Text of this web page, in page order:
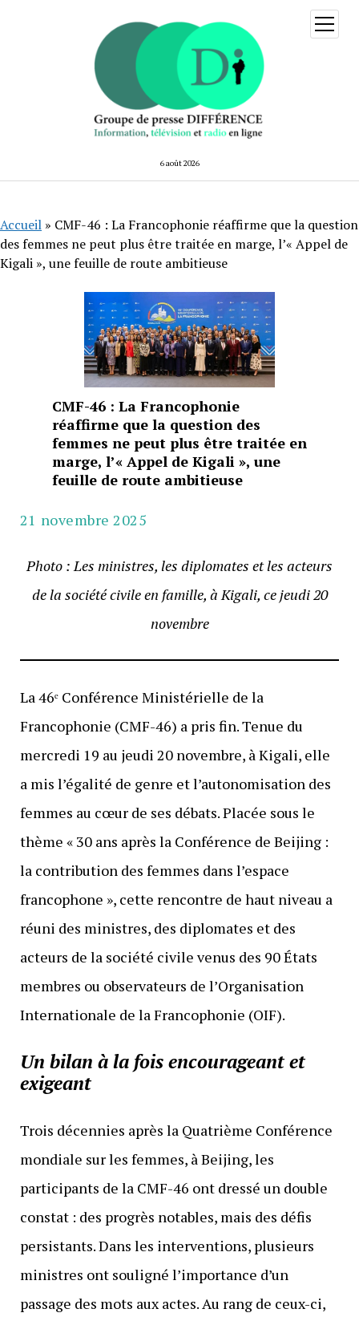
6 août 2026
ouvrir
menu
Accueil » CMF-46 : La Francophonie réaffirme que la question
des femmes ne peut plus être traitée en marge, l’« Appel de
Kigali », une feuille de route ambitieuse
CMF-46 : La Francophonie
réaffirme que la question des
femmes ne peut plus être traitée en
marge, l’« Appel de Kigali », une
feuille de route ambitieuse
21 novembre 2025
Photo : Les ministres, les diplomates et les acteurs
de la société civile en famille, à Kigali, ce jeudi 20
novembre
La 46ᵉ Conférence Ministérielle de la
Francophonie (CMF-46) a pris fin. Tenue du
mercredi 19 au jeudi 20 novembre, à Kigali, elle
a mis l’égalité de genre et l’autonomisation des
femmes au cœur de ses débats. Placée sous le
thème « 30 ans après la Conférence de Beijing :
la contribution des femmes dans l’espace
francophone », cette rencontre de haut niveau a
réuni des ministres, des diplomates et des
acteurs de la société civile venus des 90 États
membres ou observateurs de l’Organisation
Internationale de la Francophonie (OIF).
Un bilan à la fois encourageant et
exigeant
Trois décennies après la Quatrième Conférence
mondiale sur les femmes, à Beijing, les
participants de la CMF-46 ont dressé un double
constat : des progrès notables, mais des défis
persistants. Dans les interventions, plusieurs
ministres ont souligné l’importance d’un
passage des mots aux actes. Au rang de ceux-ci,